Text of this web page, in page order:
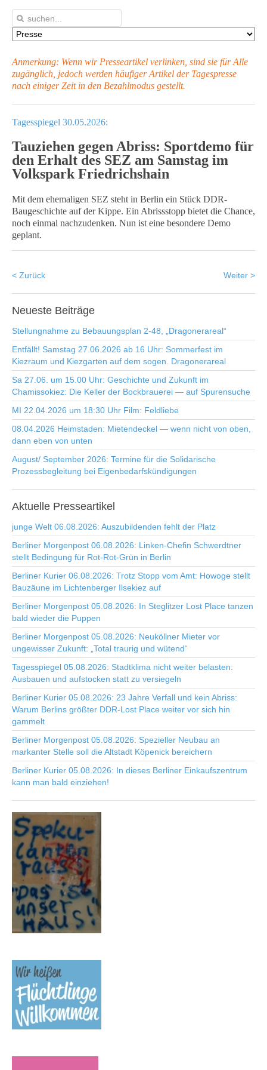
Anmerkung: Wenn wir Presseartikel verlinken, sind sie für Alle
zugänglich, jedoch werden häufiger Artikel der Tagespresse
nach einiger Zeit in den Bezahlmodus gestellt.
Tagesspiegel 30.05.2026:
Tauziehen gegen Abriss: Sportdemo für
den Erhalt des SEZ am Samstag im
Volkspark Friedrichshain
Mit dem ehemaligen SEZ steht in Berlin ein Stück DDR-
Baugeschichte auf der Kippe. Ein Abrissstopp bietet die Chance,
noch einmal nachzudenken. Nun ist eine besondere Demo
geplant.
< Zurück Weiter >
Neueste Beiträge
Stellungnahme zu Bebauungsplan 2-48, „Dragonerareal“
Entfällt! Samstag 27.06.2026 ab 16 Uhr: Sommerfest im
Kiezraum und Kiezgarten auf dem sogen. Dragonerareal
Sa 27.06. um 15.00 Uhr: Geschichte und Zukunft im
Chamissokiez: Die Keller der Bockbrauerei — auf Spurensuche
MI 22.04.2026 um 18:30 Uhr Film: Feldliebe
08.04.2026 Heimstaden: Mietendeckel — wenn nicht von oben,
dann eben von unten
August/ September 2026: Termine für die Solidarische
Prozessbegleitung bei Eigenbedarfskündigungen
Aktuelle Presseartikel
junge Welt 06.08.2026: Auszubildenden fehlt der Platz
Berliner Morgenpost 06.08.2026: Linken-Chefin Schwerdtner
stellt Bedingung für Rot-Rot-Grün in Berlin
Berliner Kurier 06.08.2026: Trotz Stopp vom Amt: Howoge stellt
Bauzäune im Lichtenberger Ilsekiez auf
Berliner Morgenpost 05.08.2026: In Steglitzer Lost Place tanzen
bald wieder die Puppen
Berliner Morgenpost 05.08.2026: Neuköllner Mieter vor
ungewisser Zukunft: „Total traurig und wütend“
Tagesspiegel 05.08.2026: Stadtklima nicht weiter belasten:
Ausbauen und aufstocken statt zu versiegeln
Berliner Kurier 05.08.2026: 23 Jahre Verfall und kein Abriss:
Warum Berlins größter DDR-Lost Place weiter vor sich hin
gammelt
Berliner Morgenpost 05.08.2026: Spezieller Neubau an
markanter Stelle soll die Altstadt Köpenick bereichern
Berliner Kurier 05.08.2026: In dieses Berliner Einkaufszentrum
kann man bald einziehen!